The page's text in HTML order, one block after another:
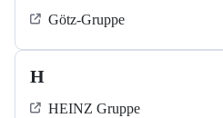
Götz-Gruppe
H
HEINZ Gruppe